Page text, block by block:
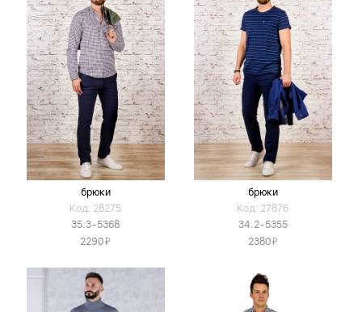
брюки
Код: 28275
35.3-5368
2290Я
брюки
Код: 27876
34.2-5355
2380Я